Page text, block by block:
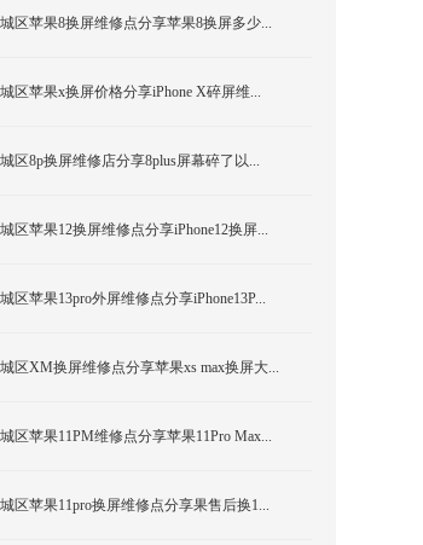
区苹果8换屏维修点分享苹果8换屏多少...
区苹果x换屏价格分享iPhone X碎屏维...
区8p换屏维修店分享8plus屏幕碎了以...
区苹果12换屏维修点分享iPhone12换屏...
区苹果13pro外屏维修点分享iPhone13P...
区XM换屏维修点分享苹果xs max换屏大...
区苹果11PM维修点分享苹果11Pro Max...
区苹果11pro换屏维修点分享果售后换1...